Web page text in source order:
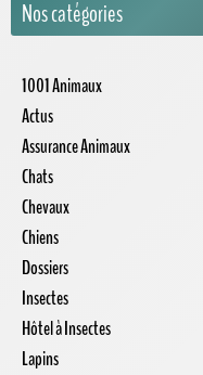
Nos catégories
1001 Animaux
Actus
Assurance Animaux
Chats
Chevaux
Chiens
Dossiers
Insectes
Hôtel à Insectes
Lapins